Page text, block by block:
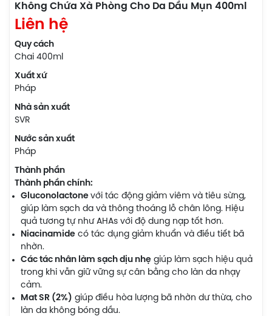
Không Chứa Xà Phòng Cho Da Dầu Mụn 400ml
Liên hệ
Quy cách
Chai 400ml
Xuất xứ
Pháp
Nhà sản xuất
SVR
Nước sản xuất
Pháp
Thành phần
Thành phần chính:
Gluconolactone với tác động giảm viêm và tiêu sừng,
giúp làm sạch da và thông thoáng lỗ chân lông. Hiệu
quả tương tự như AHAs với độ dung nạp tốt hơn.
Niacinamide có tác dụng giảm khuẩn và điều tiết bã
nhờn.
Các tác nhân làm sạch dịu nhẹ giúp làm sạch hiệu quả
trong khi vẫn giữ vững sự cân bằng cho làn da nhạy
cảm.
Mat SR (2%) giúp điều hòa lượng bã nhờn dư thừa, cho
làn da không bóng dầu.